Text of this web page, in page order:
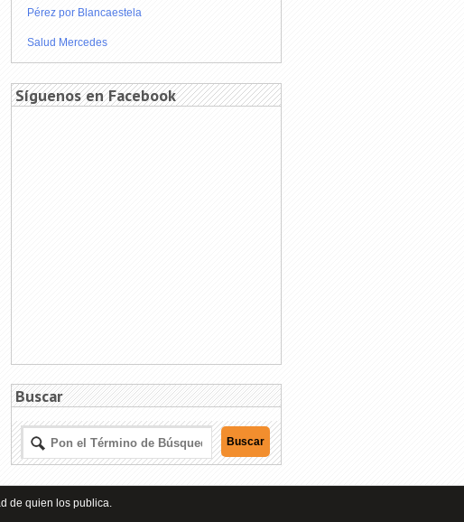
Pérez por Blancaestela
Salud Mercedes
Síguenos en Facebook
Buscar
de quien los publica.